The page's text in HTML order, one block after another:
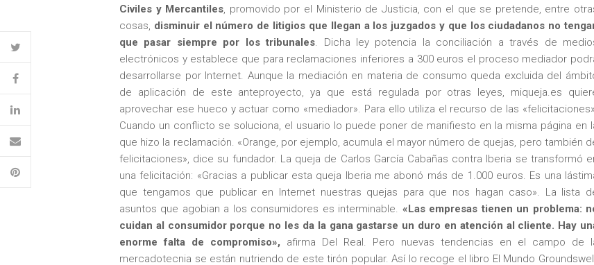
Civiles y Mercantiles, promovido por el Ministerio de Justicia, con el que se pretende, entre
cosas, disminuir el número de litigios que llegan a los juzgados y que los ciudadanos no
que pasar siempre por los tribunales. Dicha ley potencia la conciliación a través de
electrónicos y establece que para reclamaciones inferiores a 300 euros el proceso mediador
desarrollarse por Internet. Aunque la mediación en materia de consumo queda excluida del
de aplicación de este anteproyecto, ya que está regulada por otras leyes, miqueja.es
aprovechar ese hueco y actuar como «mediador». Para ello utiliza el recurso de las
Cuando un conflicto se soluciona, el usuario lo puede poner de manifiesto en la misma página en
que hizo la reclamación. «Orange, por ejemplo, acumula el mayor número de quejas, pero también
felicitaciones», dice su fundador. La queja de Carlos García Cabañas contra Iberia se transformó
una felicitación: «Gracias a publicar esta queja Iberia me abonó más de 1.000 euros. Es una
que tengamos que publicar en Internet nuestras quejas para que nos hagan caso». La lista
asuntos que agobian a los consumidores es interminable. «Las empresas tienen un problema:
cuidan al consumidor porque no les da la gana gastarse un duro en atención al cliente. Hay
enorme falta de compromiso», afirma Del Real. Pero nuevas tendencias en el campo de
mercadotecnia se están nutriendo de este tirón popular. Así lo recoge el libro El Mundo